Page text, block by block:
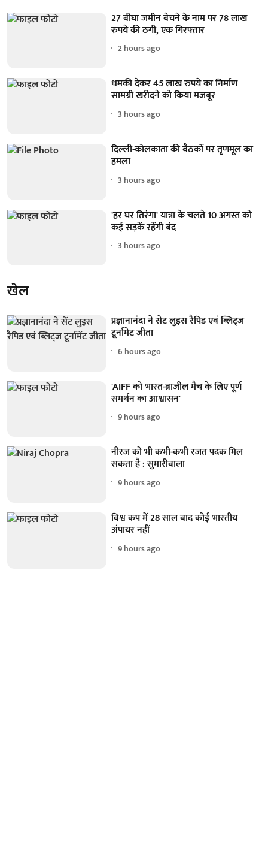
27 बीघा जमीन बेचने के नाम पर 78 लाख
रुपये की ठगी, एक गिरफ्तार
2 hours ago
धमकी देकर 45 लाख रुपये का निर्माण
सामग्री खरीदने को किया मजबूर
3 hours ago
दिल्ली-कोलकाता की बैठकों पर तृणमूल का
हमला
3 hours ago
'हर घर तिरंगा' यात्रा के चलते 10 अगस्त को
कई सड़कें रहेंगी बंद
3 hours ago
खेल
प्रज्ञानानंदा ने सेंट लुइस रैपिड एवं ब्लिट्ज
टूर्नामेंट जीता
6 hours ago
'AIFF को भारत-ब्राजील मैच के लिए पूर्ण
समर्थन का आश्वासन'
9 hours ago
नीरज को भी कभी-कभी रजत पदक मिल
सकता है : सुमारीवाला
9 hours ago
विश्व कप में 28 साल बाद कोई भारतीय
अंपायर नहीं
9 hours ago